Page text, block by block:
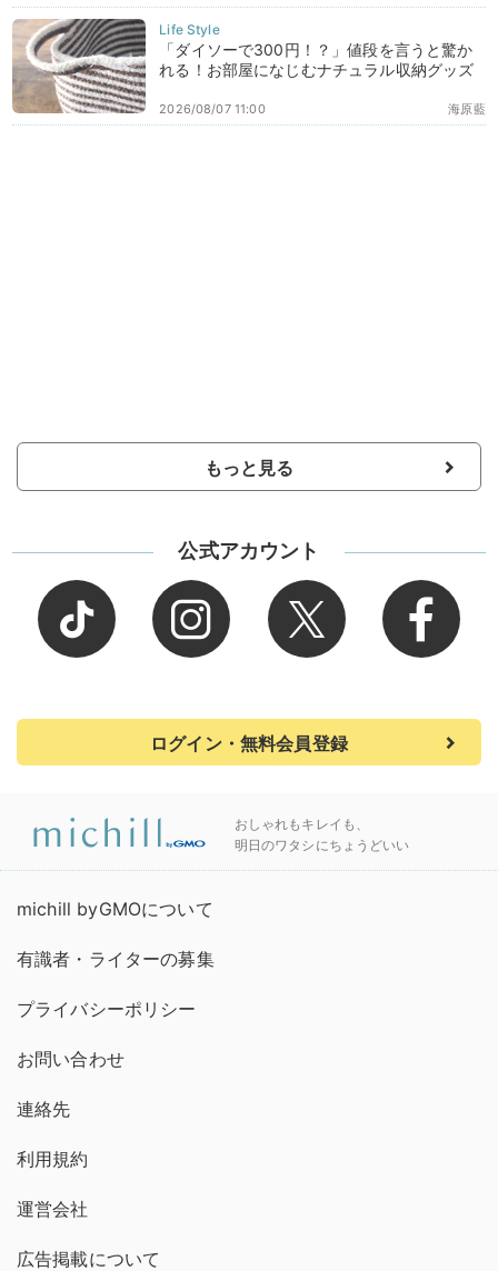
「ダイソーで300円！？」値段を言うと驚か
れる！お部屋になじむナチュラル収納グッズ
海原藍
2026/08/07 11:00
もっと見る
公式アカウント
ログイン・無料会員登録
おしゃれもキレイも、
明日のワタシにちょうどいい
michill byGMOについて
有識者・ライターの募集
プライバシーポリシー
お問い合わせ
連絡先
利用規約
運営会社
広告掲載について